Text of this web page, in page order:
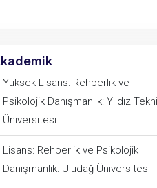
Yüksek Lisans: Rehberlik ve
Psikolojik Danışmanlık: Yıldız
Üniversitesi
Lisans: Rehberlik ve Psikolojik
Danışmanlık: Uludağ Üniversitesi